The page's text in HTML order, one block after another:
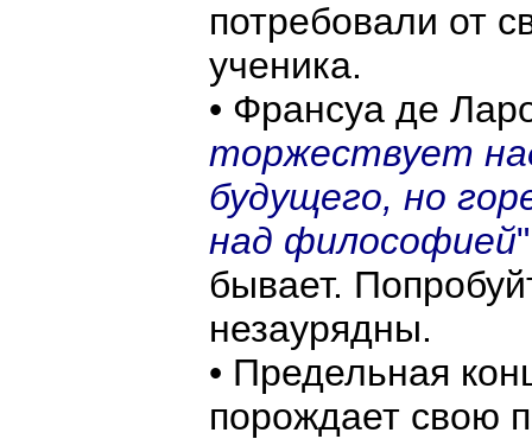
потребовали от
ученика.
• Франсуа де
торжествует
будущего, но
над философией"
бывает.
незаурядны.
• Предельная
порождает свою